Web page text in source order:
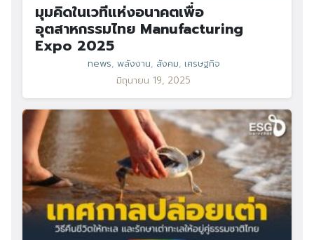
มุมคิดในเวทีแห่งอนาคตเพื่อ
อุตสาหกรรมไทย Manufacturing
Expo 2025
news, พลังงาน, สังคม, เศรษฐกิจ
มิถุนายน 19, 2025